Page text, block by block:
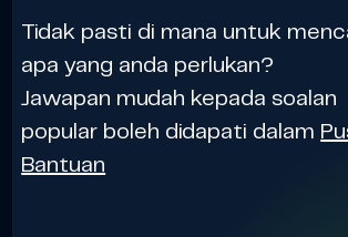
Tidak pasti di mana untuk
apa yang anda perlukan?
Jawapan mudah kepada soalan
popular boleh didapati dalam
Bantuan